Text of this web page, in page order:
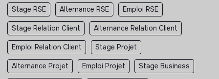
Stage RSE Alternance RSE Emploi RSE
Stage Relation Client Alternance Relation Client
Emploi Relation Client Stage Projet
Alternance Projet Emploi Projet Stage Business